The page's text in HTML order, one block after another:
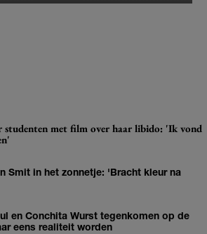
studenten met film over haar libido: 'Ik vond
Smit in het zonnetje: 'Bracht kleur na
en Conchita Wurst tegenkomen op de
eens realiteit worden